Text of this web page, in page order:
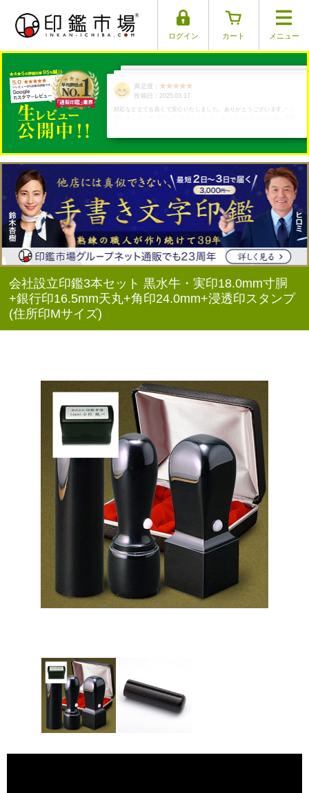
ログイン カート メニュー
満足度：
投稿日：2025.03.30
満足度：
投稿日：2025.04.01
満足度：
投稿日：2025.03.17
対応などとても良くて安心いたしました。ありがとうございます。
満足度：
投稿日：2025.03.26
満足度：
投稿日：2025.03.29
会社設立印鑑3本セット 黒水牛・実印18.0mm寸胴
+銀行印16.5mm天丸+角印24.0mm+浸透印スタンプ
(住所印Mサイズ)